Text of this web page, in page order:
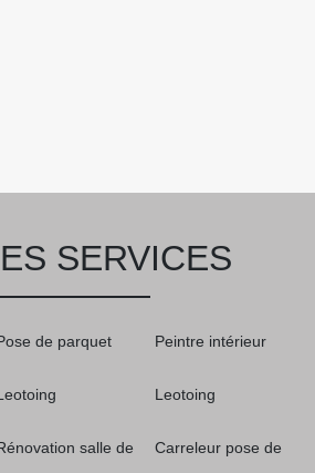
SERVICES
de parquet
salle de
Peintre intérieur
Leotoing
Carreleur pose de